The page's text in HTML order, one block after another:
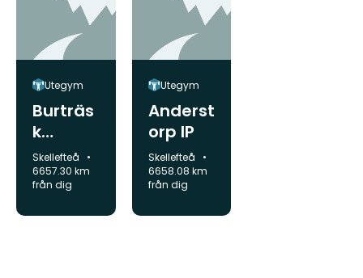
Utegym
Burträs
k
utegym
Kommun:
Skellefteå
6657.30 km
från dig
Utegym
Anderst
orp IP
Kommun:
Skellefteå
6658.08 km
från dig